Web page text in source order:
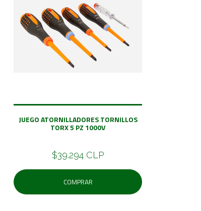
JUEGO ATORNILLADORES TORNILLOS
TORX 5 PZ 1000V
$39.294 CLP
COMPRAR